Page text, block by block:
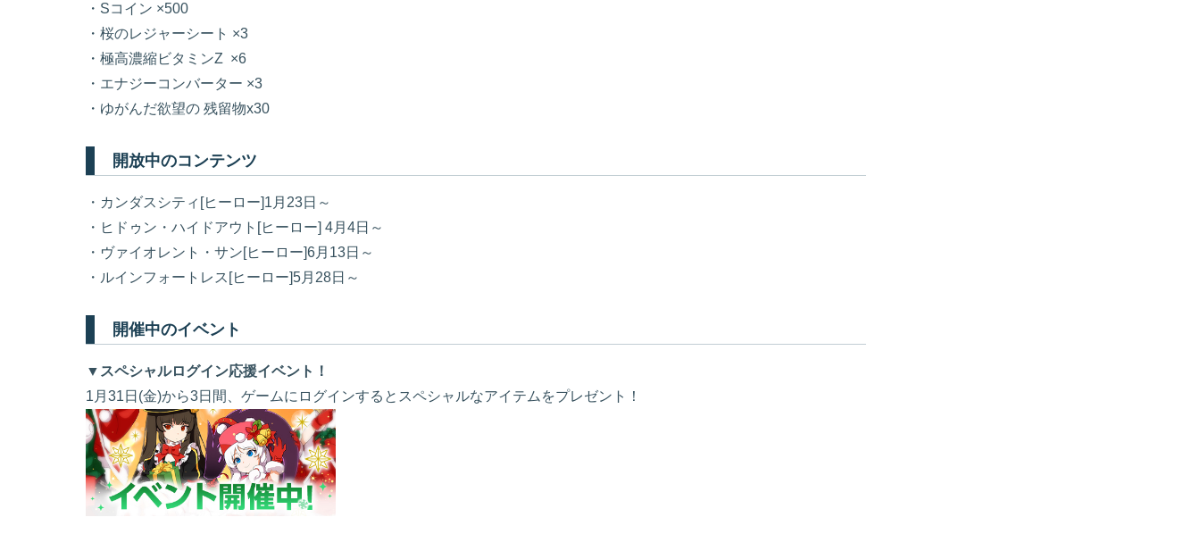
・Sコイン ×500
・桜のレジャーシート ×3
・極高濃縮ビタミンZ ×6
・エナジーコンバーター ×3
・ゆがんだ欲望の 残留物x30
開放中のコンテンツ
・カンダスシティ[ヒーロー]1月23日～
・ヒドゥン・ハイドアウト[ヒーロー] 4月4日～
・ヴァイオレント・サン[ヒーロー]6月13日～
・ルインフォートレス[ヒーロー]5月28日～
開催中のイベント
▼スペシャルログイン応援イベント！
1月31日(金)から3日間、ゲームにログインするとスペシャルなアイテムをプレゼント！